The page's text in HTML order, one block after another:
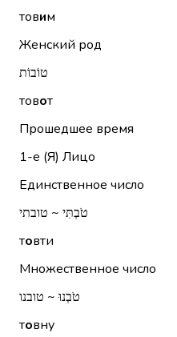
товим
Женский род
טוֹבוֹת
товот
Прошедшее время
1-е (Я) Лицо
Единственное число
טֹבְתִּי ~ טובתי
товти
Множественное число
טֹבְנוּ ~ טובנו
товну